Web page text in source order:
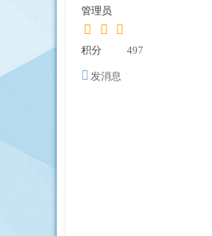
管理员
积分 497
发消息